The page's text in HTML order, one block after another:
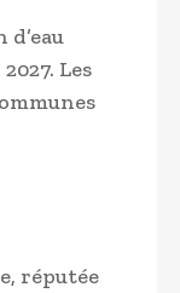
Les
réputée